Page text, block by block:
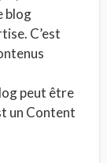
blog
C’est
peut être
un Content